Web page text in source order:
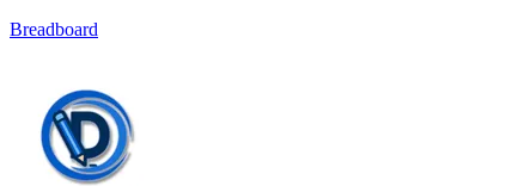
Breadboard